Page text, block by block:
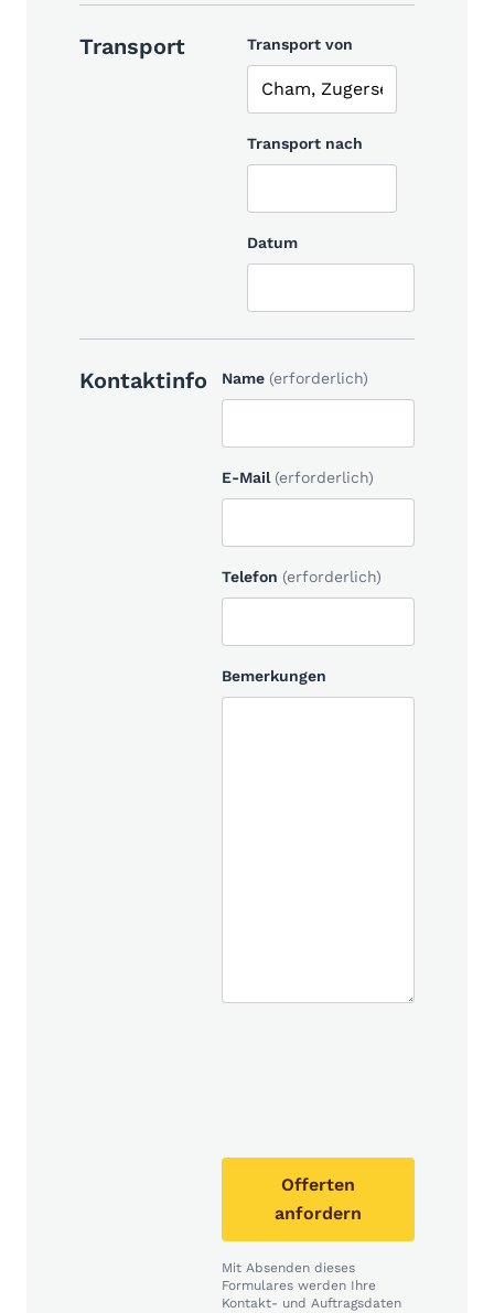
Transport Transport von
Transport nach
Datum
Kontaktinfo Name (erforderlich)
E-Mail (erforderlich)
Telefon (erforderlich)
Bemerkungen
Offerten
anfordern
Mit Absenden dieses
Formulares werden Ihre
Kontakt- und Auftragsdaten